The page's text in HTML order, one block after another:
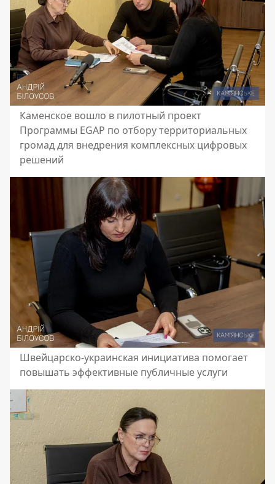
Каменское вошло в пилотный проект
Программы EGAP по отбору территориальных
громад для внедрения комплексных цифровых
решений
Швейцарско-украинская инициатива помогает
повышать эффективные публичные услуги